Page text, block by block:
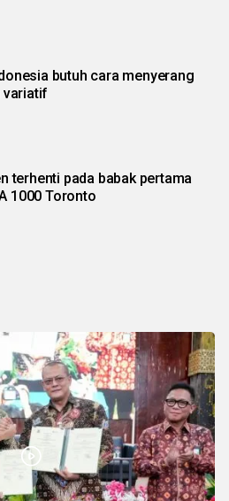
butuh cara menyerang
variatif
terhenti pada babak pertama
1000 Toronto